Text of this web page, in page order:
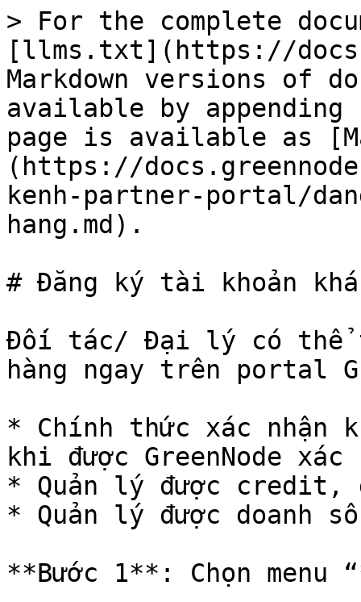
> For the complete
[llms.txt](https://
Markdown versions of
available by
page is available as
(https://
kenh-partner-portal/
hang.md).
# Đăng ký tài khoản
Đối tác/ Đại lý có thể
hàng ngay trên portal
* Chính thức xác nhận
khi được GreenNode xác
* Quản lý được credit,
* Quản lý được doanh
**Bước 1**: Chọn menu